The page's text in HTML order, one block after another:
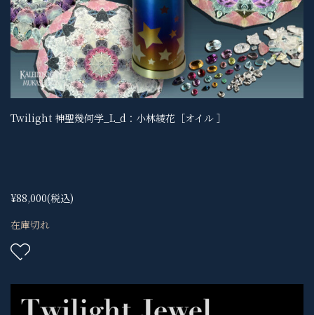
Twilight 神聖幾何学_L_d：小林綾花［オイル ］
¥88,000(税込)
在庫切れ